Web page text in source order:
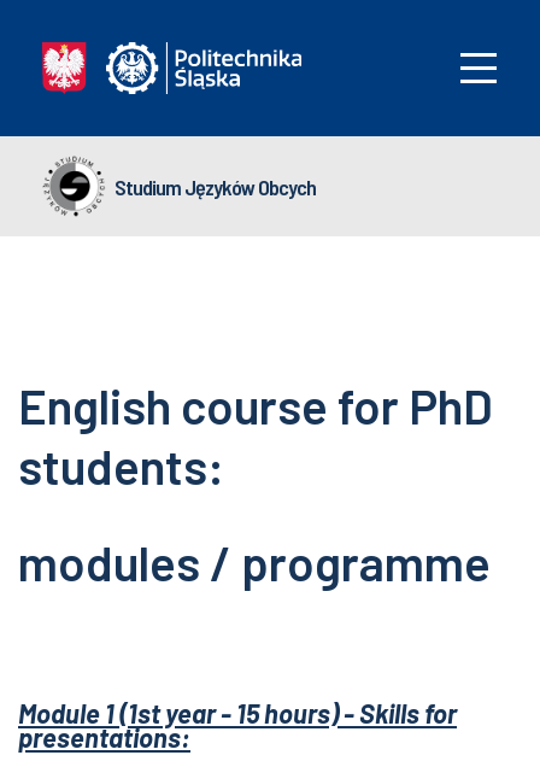
Studium Języków Obcych
English course for PhD
students:
modules / programme
Module 1 (1st year - 15 hours) - Skills for
presentations: